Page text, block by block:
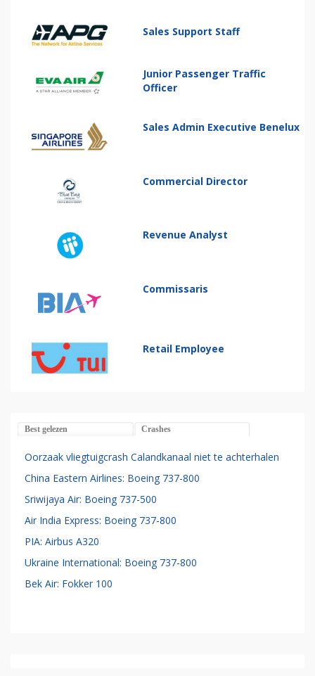
Sales Support Staff
Junior Passenger Traffic
Officer
Sales Admin Executive Benelux
Commercial Director
Revenue Analyst
Commissaris
Retail Employee
Best gelezen Crashes
Oorzaak vliegtuigcrash Calandkanaal niet te achterhalen
China Eastern Airlines: Boeing 737-800
Sriwijaya Air: Boeing 737-500
Air India Express: Boeing 737-800
PIA: Airbus A320
Ukraine International: Boeing 737-800
Bek Air: Fokker 100